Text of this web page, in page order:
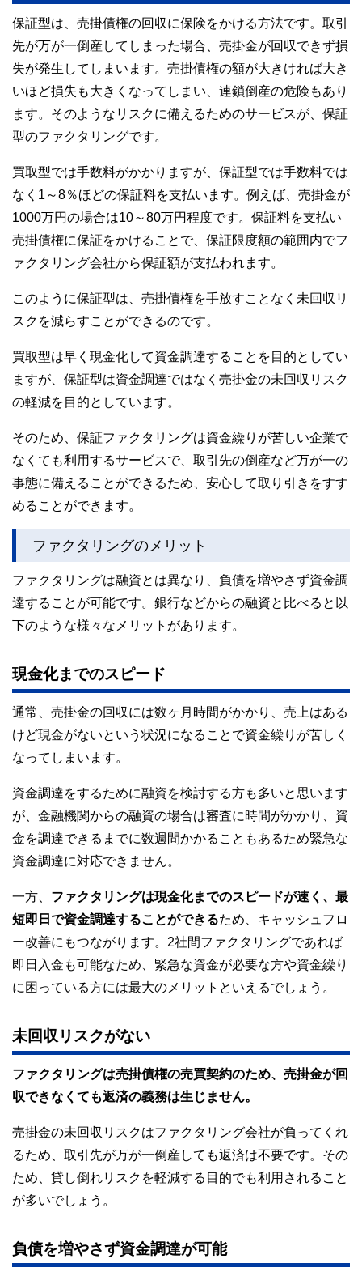
保証型は、売掛債権の回収に保険をかける方法です。取引
先が万が一倒産してしまった場合、売掛金が回収できず損
失が発生してしまいます。売掛債権の額が大きければ大き
いほど損失も大きくなってしまい、連鎖倒産の危険もあり
ます。そのようなリスクに備えるためのサービスが、保証
型のファクタリングです。
買取型では手数料がかかりますが、保証型では手数料では
なく1～8％ほどの保証料を支払います。例えば、売掛金が
1000万円の場合は10～80万円程度です。保証料を支払い
売掛債権に保証をかけることで、保証限度額の範囲内でフ
ァクタリング会社から保証額が支払われます。
このように保証型は、売掛債権を手放すことなく未回収リ
スクを減らすことができるのです。
買取型は早く現金化して資金調達することを目的としてい
ますが、保証型は資金調達ではなく売掛金の未回収リスク
の軽減を目的としています。
そのため、保証ファクタリングは資金繰りが苦しい企業で
なくても利用するサービスで、取引先の倒産など万が一の
事態に備えることができるため、安心して取り引きをすす
めることができます。
ファクタリングのメリット
ファクタリングは融資とは異なり、負債を増やさず資金調
達することが可能です。銀行などからの融資と比べると以
下のような様々なメリットがあります。
現金化までのスピード
通常、売掛金の回収には数ヶ月時間がかかり、売上はある
けど現金がないという状況になることで資金繰りが苦しく
なってしまいます。
資金調達をするために融資を検討する方も多いと思います
が、金融機関からの融資の場合は審査に時間がかかり、資
金を調達できるまでに数週間かかることもあるため緊急な
資金調達に対応できません。
一方、 ファクタリングは現金化までのスピードが速く、最
短即日で資金調達することができるため、キャッシュフロ
ー改善にもつながります。2社間ファクタリングであれば
即日入金も可能なため、緊急な資金が必要な方や資金繰り
に困っている方には最大のメリットといえるでしょう。
未回収リスクがない
ファクタリングは売掛債権の売買契約のため、売掛金が回
収できなくても返済の義務は生じません。
売掛金の未回収リスクはファクタリング会社が負ってくれ
るため、取引先が万が一倒産しても返済は不要です。その
ため、貸し倒れリスクを軽減する目的でも利用されること
が多いでしょう。
負債を増やさず資金調達が可能